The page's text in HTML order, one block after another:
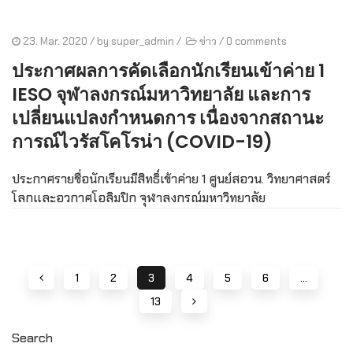
23. Mar. 2020 / by super_admin / ข่าว / 0 comments
ประกาศผลการคัดเลือกนักเรียนเข้าค่าย 1
IESO จุฬาลงกรณ์มหาวิทยาลัย และการ
เปลี่ยนแปลงกำหนดการ เนื่องจากสถานะ
การณ์ไวรัสโคโรน่า (COVID-19)
ประกาศรายชื่อนักเรียนมีสิทธิ์เข้าค่าย 1 ศูนย์สอวน. วิทยาศาสตร์
โลกและอวกาศโอลิมปิก จุฬาลงกรณ์มหาวิทยาลัย
1 2 3 4 5 6
…
13
Search